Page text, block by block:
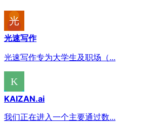
光速写作
光速写作专为大学生及职场（...
KAIZAN.ai
我们正在进入一个主要通过数...